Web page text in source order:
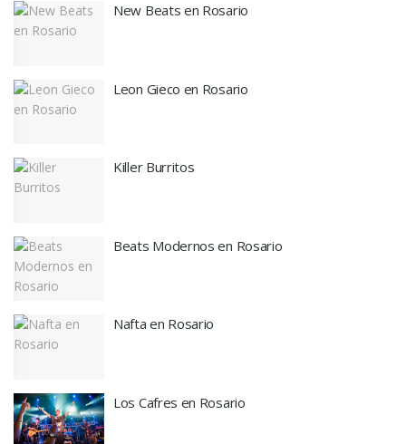
New Beats en Rosario
Leon Gieco en Rosario
Killer Burritos
Beats Modernos en Rosario
Nafta en Rosario
Los Cafres en Rosario